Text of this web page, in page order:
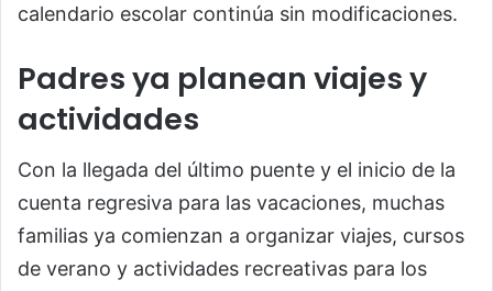
calendario escolar continúa sin modificaciones.
Padres ya planean viajes y
actividades
Con la llegada del último puente y el inicio de la
cuenta regresiva para las vacaciones, muchas
familias ya comienzan a organizar viajes, cursos
de verano y actividades recreativas para los